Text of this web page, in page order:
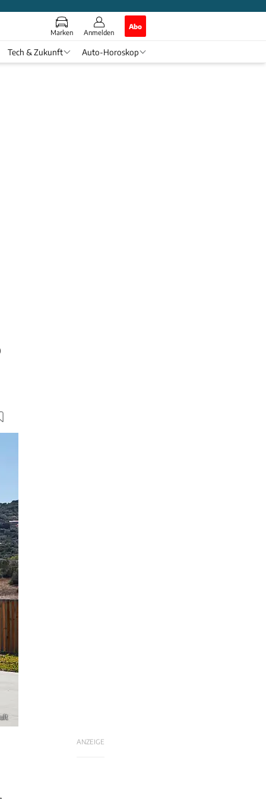
Marken Anmelden
Abo
Tech & Zukunft Auto-Horoskop
ANZEIGE